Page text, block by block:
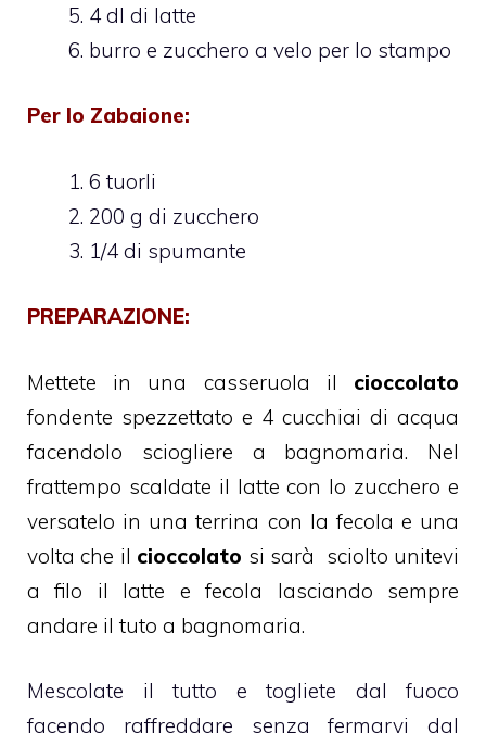
4 dl di latte
burro e zucchero a velo per lo stampo
Per lo Zabaione:
6 tuorli
200 g di zucchero
1/4 di spumante
PREPARAZIONE:
Mettete in una casseruola il cioccolato
fondente spezzettato e 4 cucchiai di acqua
facendolo sciogliere a bagnomaria. Nel
frattempo scaldate il latte con lo zucchero e
versatelo in una terrina con la fecola e una
volta che il cioccolato si sarà sciolto unitevi
a filo il latte e fecola lasciando sempre
andare il tuto a bagnomaria.
Mescolate il tutto e togliete dal fuoco
facendo raffreddare senza fermarvi dal